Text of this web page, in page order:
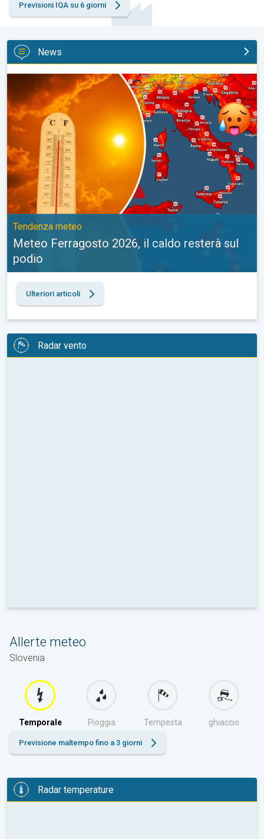
Previsioni IQA su 6 giorni
News
Meteo Ferragosto 2026, il caldo resterà sul podio. Tendenza
Tendenza meteo
Meteo Ferragosto 2026, il caldo resterà sul
podio
Ulteriori articoli
Radar vento
Allerte meteo
Slovenia
Temporale Pioggia Tempesta ghiaccio
Previsione maltempo fino a 3 giorni
Radar temperature